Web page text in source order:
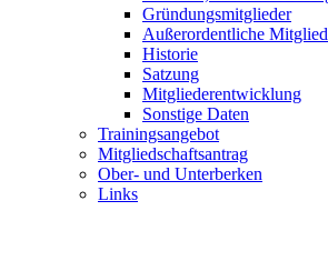
Gründungsmitglieder
Außerordentliche
Historie
Satzung
Mitgliederentwicklung
Sonstige Daten
Trainingsangebot
Mitgliedschaftsantrag
Ober- und Unterberken
Links